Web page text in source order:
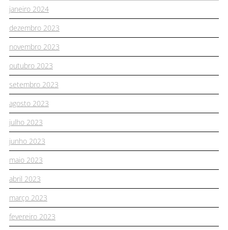
janeiro 2024
dezembro 2023
novembro 2023
outubro 2023
setembro 2023
agosto 2023
julho 2023
junho 2023
maio 2023
abril 2023
março 2023
fevereiro 2023